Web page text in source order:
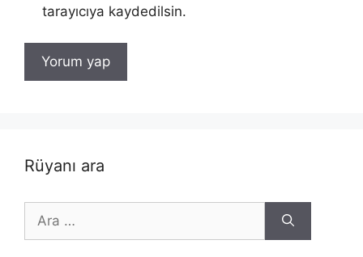
tarayıcıya kaydedilsin.
Rüyanı ara
ara